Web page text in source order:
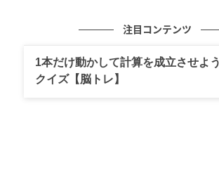
注目コンテンツ
1本だけ動かして計算を成立させよ
クイズ【脳トレ】